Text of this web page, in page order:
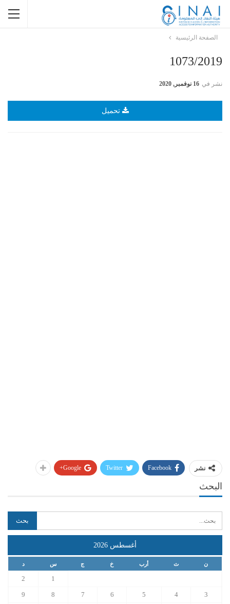
الصفحة الرئيسية
1073/2019
نشر في 16 نوفمبر, 2020
تحميل
نشر Facebook
Twitter
Google+
البحث
أغسطس 2026
ن ث أرب خ ج س د
1
2
3
4
5
6
7
8
9